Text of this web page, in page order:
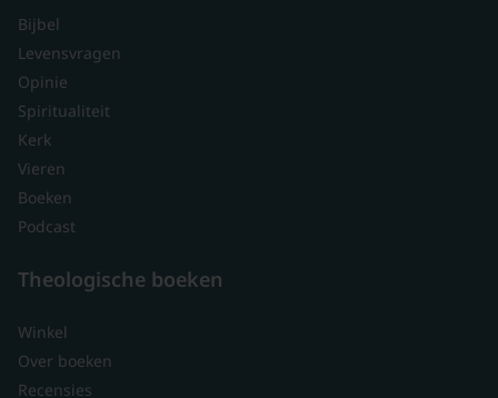
Bijbel
Levensvragen
Opinie
Spiritualiteit
Kerk
Vieren
Boeken
Podcast
Theologische boeken
Winkel
Over boeken
Recensies